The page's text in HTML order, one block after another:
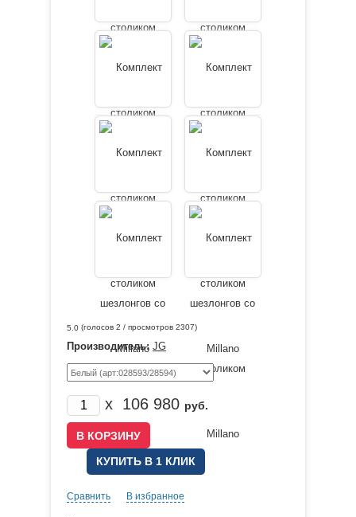
5.0 (голосов 2 / просмотров 2307)
Производитель: JG
x 106 980 руб.
КУПИТЬ В 1 КЛИК
Сравнить В избранное